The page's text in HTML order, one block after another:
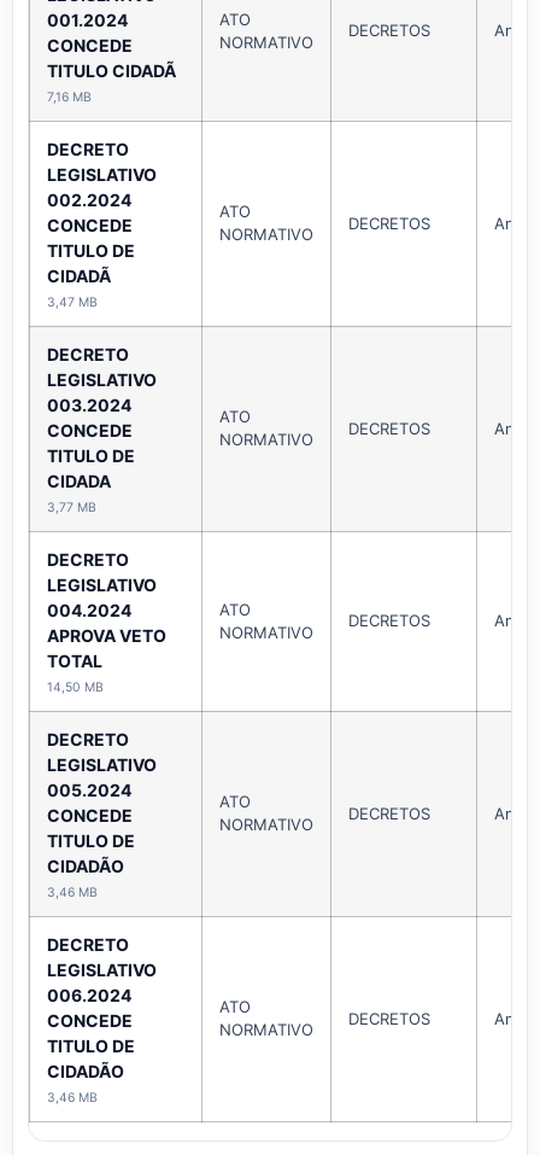
001.2024
CONCEDE
TITULO CIDADÃ
7,16 MB
ATO
NORMATIVO
DECRETOS Ano
DECRETO
LEGISLATIVO
002.2024
CONCEDE
TITULO DE
CIDADÃ
3,47 MB
ATO
NORMATIVO
DECRETOS Ano
DECRETO
LEGISLATIVO
003.2024
CONCEDE
TITULO DE
CIDADA
3,77 MB
ATO
NORMATIVO
DECRETOS Ano
DECRETO
LEGISLATIVO
004.2024
APROVA VETO
TOTAL
14,50 MB
ATO
NORMATIVO
DECRETOS Ano
DECRETO
LEGISLATIVO
005.2024
CONCEDE
TITULO DE
CIDADÃO
3,46 MB
ATO
NORMATIVO
DECRETOS Ano
DECRETO
LEGISLATIVO
006.2024
CONCEDE
TITULO DE
CIDADÃO
3,46 MB
ATO
NORMATIVO
DECRETOS Ano